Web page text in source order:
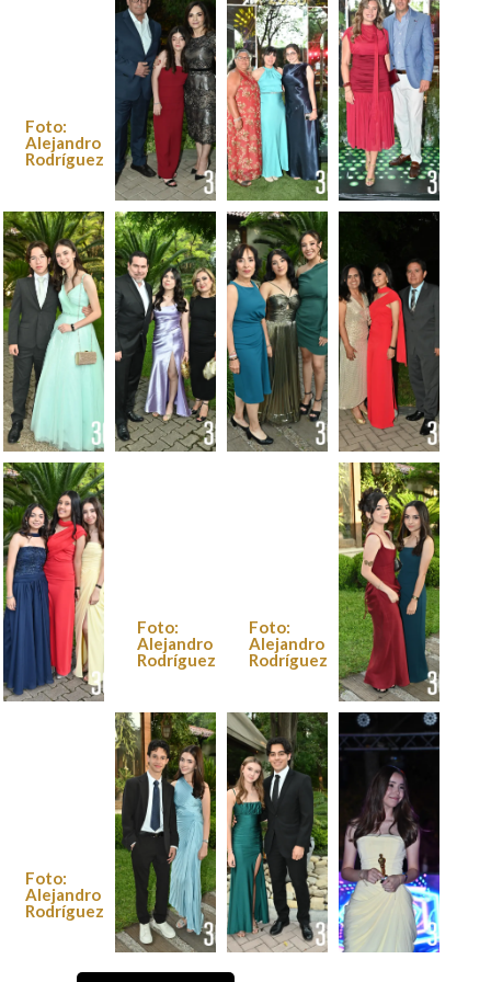
Foto:
Alejandro
Rodríguez
Foto:
Alejandro
Rodríguez
Foto:
Alejandro
Rodríguez
Foto:
Alejandro
Foto:
Alejandro
Rodríguez
Foto:
Alejandro
Rodríguez
Foto:
Alejandro
Rodríguez
Foto:
Alejandro
Rodríguez
Foto:
Alejandro
Rodríguez